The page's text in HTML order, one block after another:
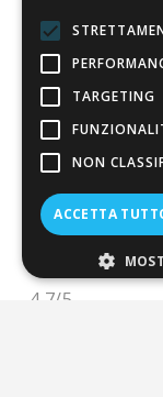
Riferimenti da
Condizioni
Termini di
Spedizione
Pagamenti
Resi
4,7/5
TARGETING
NON
ACCETTA